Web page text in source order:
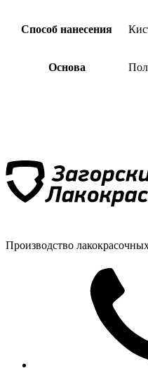
Способ нанесения
Основа
Производство